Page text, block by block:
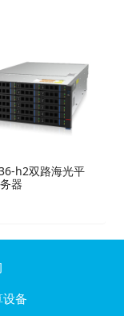
h2双路海光平
器
备